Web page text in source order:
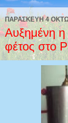
ΠΑΡΑΣΚΕΥΉ 4
Αυξημένη η
φέτος στο